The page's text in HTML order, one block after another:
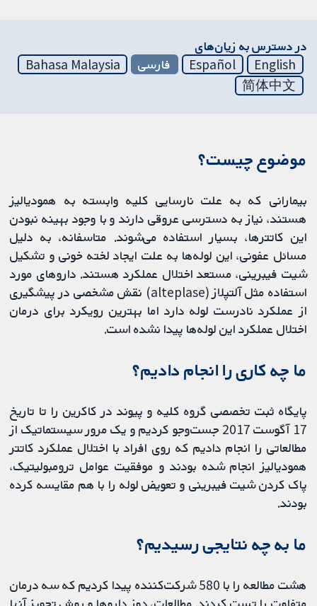
در دسترس به زیان‌های
English
Español فارسی
Bahasa Malaysia
简体中文
موضوع چیست؟
بیمارانی که به علت نارسایی کلیه وابسته به همودیالیز
هستند، نیاز به دسترسی عروقی دارند و با وجود بهینه نبودن
این کاتترها، بسیار استفاده می‌شوند. متاسفانه، به دلیل
مسائل عفونی، این لوله‌ها به علت ایجاد لخته خونی و تشکیل
شیت فیبرینی، مستعد اختلال عملکرد هستند. داروهای مورد
استفاده مثل آلتپلاز (alteplase) نقش مشخصی در پیشگیری
از عملکرد نادرست لوله دارد اما بهترین رویکرد برای درمان
اختلال عملکرد این لوله‌ها پیدا نشده است.
ما چه کاری را انجام دادیم؟
پایگاه ثبت تخصصی گروه کلیه و پیوند در کاکرین را تا تاریخ
17 آگوست 2017 جست‌وجو کردیم و یک مرور سیستماتیک از
مطالعاتی را انجام دادیم که روی افراد با اختلال عملکرد کاتتر
همودیالیز انجام شده بودند و موفقیت عوامل ترومبولیتیک،
پاک کردن شیت فیبرینی و تعویض لوله را با هم مقایسه کرده
بودند.
ما به چه نتایجی رسیدیم؟
هشت مطالعه را با 580 شرکت‌کننده پیدا کردیم که سه درمان